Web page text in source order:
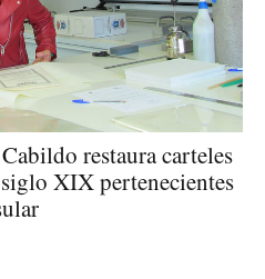
restaura carteles
XIX pertenecientes